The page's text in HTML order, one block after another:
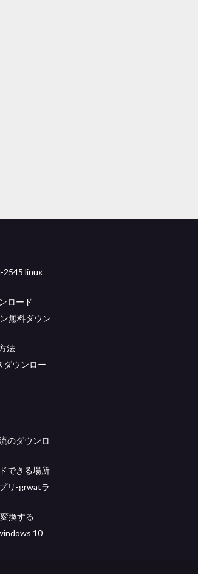
2545 linux
ロード
無料ダウン
法
ダウンロー
のダウンロ
できる場所
リ-grwatラ
換する
10